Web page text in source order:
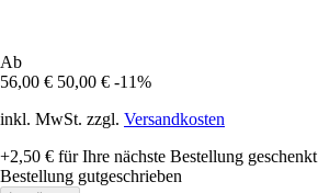
Ab
56,00 € 50,00 € -11%
inkl. MwSt. zzgl. Versandkosten
+2,50 € für Ihre nächste Bestellung geschenkt
Bestellung gutgeschrieben